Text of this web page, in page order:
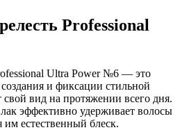
Professional
Ultra Power №6 — это
и фиксации стильной
свой вид на протяжении всего дня.
эффективно удерживает волосы
естественный блеск.